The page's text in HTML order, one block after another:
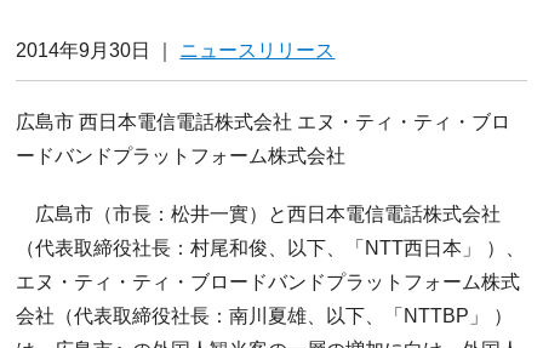
2014年9月30日 ニュースリリース
広島市 西日本電信電話株式会社 エヌ・ティ・ティ・ブロ
ードバンドプラットフォーム株式会社
広島市（市長：松井一實）と西日本電信電話株式会社
（代表取締役社長：村尾和俊、以下、「NTT西日本」 ）、
エヌ・ティ・ティ・ブロードバンドプラットフォーム株式
会社（代表取締役社長：南川夏雄、以下、「NTTBP」 ）